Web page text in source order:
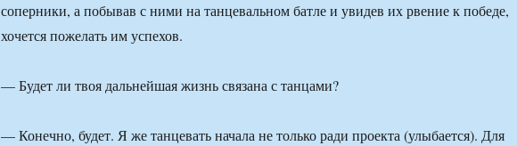
соперники, а побывав с ними на танцевальном батле и увидев их рвение к победе,
хочется пожелать им успехов.
— Будет ли твоя дальнейшая жизнь связана с танцами?
— Конечно, будет. Я же танцевать начала не только ради проекта (улыбается). Для